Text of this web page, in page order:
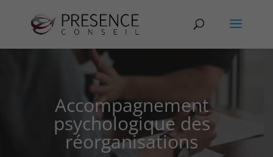
Accompagnement
psychologique des
réorganisations